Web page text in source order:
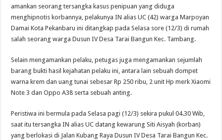
Polsek
amankan seorang tersangka kasus penipuan yang diduga
menghipnotis korbannya, pelakunya IN alias UC (42) warga Marpoyan
Damai Kota Pekanbaru ini ditangkap pada Selasa sore (12/3) di rumah
salah seorang warga Dusun IV Desa Tarai Bangun Kec. Tambang.
Selain mengamankan pelaku, petugas juga mengamankan sejumlah
barang bukti hasil kejahatan pelaku ini, antara lain sebuah dompet
warna krem dan uang tunai sebesar Rp 250 ribu, 2 unit Hp merk Xiaomi
Note 3 dan Oppo A38 serta sebuah anting.
Peristiwa ini bermula pada Selasa pagi (12/3) sekira pukul 04.30 Wib,
saat itu tersangka IN alias UC datang kewarung Siti Aisyah (korban)
yang berlokasi di Jalan Kubang Raya Dusun IV Desa Tarai Bangun Kec.